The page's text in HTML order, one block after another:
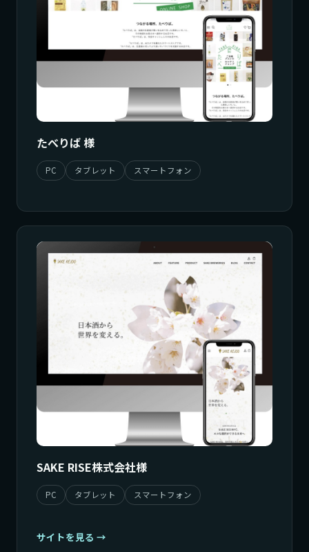
たべりば 様
PC タブレット スマートフォン
SAKE RISE株式会社様
PC タブレット スマートフォン
サイトを見る